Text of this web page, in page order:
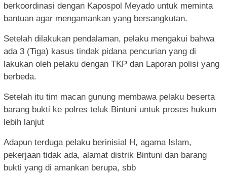
berkoordinasi dengan Kapospol Meyado untuk meminta
bantuan agar mengamankan yang bersangkutan.
Setelah dilakukan pendalaman, pelaku mengakui bahwa
ada 3 (Tiga) kasus tindak pidana pencurian yang di
lakukan oleh pelaku dengan TKP dan Laporan polisi yang
berbeda.
Setelah itu tim macan gunung membawa pelaku beserta
barang bukti ke polres teluk Bintuni untuk proses hukum
lebih lanjut
Adapun terduga pelaku berinisial H, agama Islam,
pekerjaan tidak ada, alamat distrik Bintuni dan barang
bukti yang di amankan berupa, sbb